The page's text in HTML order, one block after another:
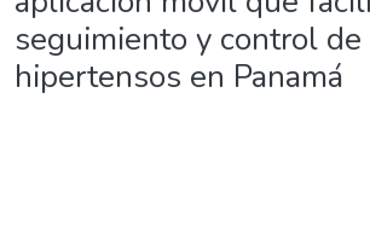
seguimiento y control de
hipertensos en Panamá